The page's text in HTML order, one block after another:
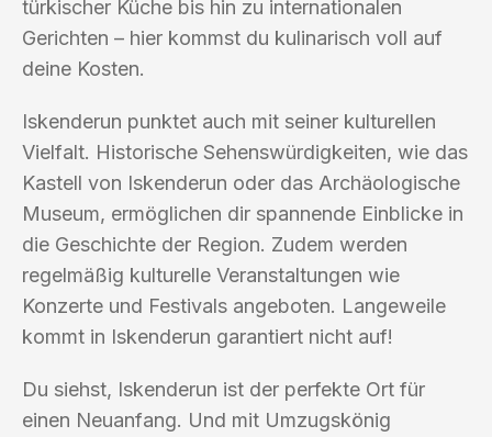
türkischer Küche bis hin zu internationalen
Gerichten – hier kommst du kulinarisch voll auf
deine Kosten.
Iskenderun punktet auch mit seiner kulturellen
Vielfalt. Historische Sehenswürdigkeiten, wie das
Kastell von Iskenderun oder das Archäologische
Museum, ermöglichen dir spannende Einblicke in
die Geschichte der Region. Zudem werden
regelmäßig kulturelle Veranstaltungen wie
Konzerte und Festivals angeboten. Langeweile
kommt in Iskenderun garantiert nicht auf!
Du siehst, Iskenderun ist der perfekte Ort für
einen Neuanfang. Und mit Umzugskönig